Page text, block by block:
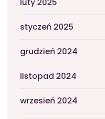
luty 2025
styczeń 2025
grudzień 2024
listopad 2024
wrzesień 2024